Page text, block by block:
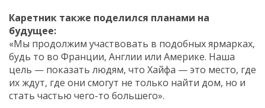
Каретник также поделился планами на
будущее:
«Мы продолжим участвовать в подобных ярмарках,
будь то во Франции, Англии или Америке. Наша
цель — показать людям, что Хайфа — это место, где
их ждут, где они смогут не только найти дом, но и
стать частью чего-то большего».